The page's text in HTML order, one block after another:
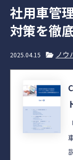
社用車管
対策を徹
2025.04.15 ノウ